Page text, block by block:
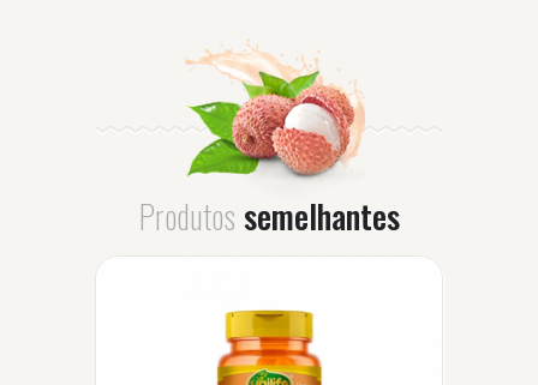
Produtos semelhantes